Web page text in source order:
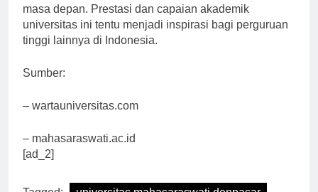
masa depan. Prestasi dan capaian akademik
universitas ini tentu menjadi inspirasi bagi perguruan
tinggi lainnya di Indonesia.
Sumber:
– wartauniversitas.com
– mahasaraswati.ac.id
[ad_2]